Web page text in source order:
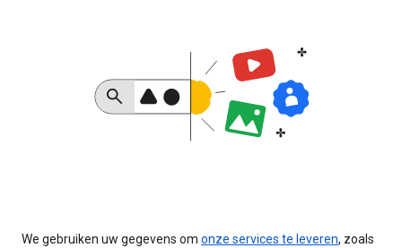
We gebruiken uw gegevens om onze services te leveren, zoals